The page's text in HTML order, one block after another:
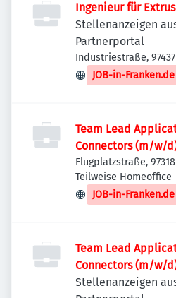
Ingenieur für
Stellenanzeigen
Partnerportal
Industriestraße,
JOB-in-Franken.de
Team Lead
Connectors (m/w/
Flugplatzstraße,
Etwashausen,
Teilweise Homeoffice
JOB-in-Franken.de
Team Lead
Connectors (m/w/
Stellenanzeigen